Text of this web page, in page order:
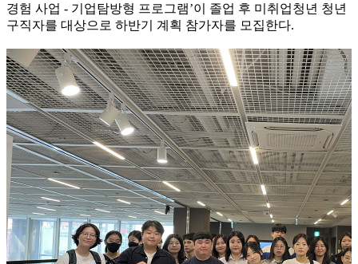
경험 사업 - 기업탐방형 프로그램’이 졸업 후 미취업청년 청년
구직자를 대상으로 하반기 계획 참가자를 모집한다.